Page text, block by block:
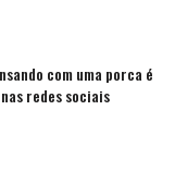
com uma porca é
redes sociais